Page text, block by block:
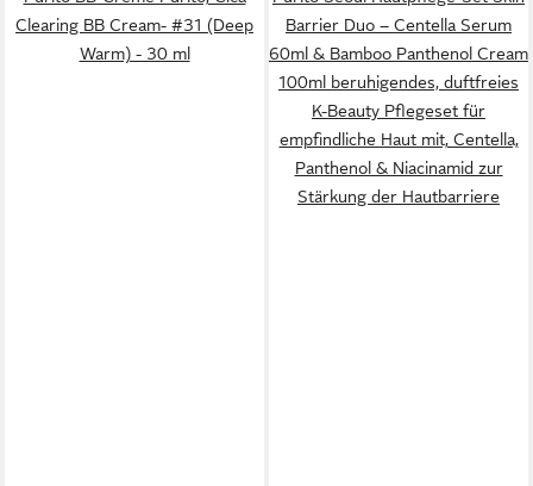
Clearing BB Cream- #31 (Deep
Warm) - 30 ml
Barrier Duo – Centella Serum
60ml & Bamboo Panthenol Cream
100ml beruhigendes, duftfreies
K-Beauty Pflegeset für
empfindliche Haut mit, Centella,
Panthenol & Niacinamid zur
Stärkung der Hautbarriere